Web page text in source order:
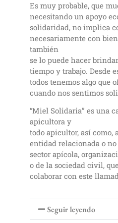
Es muy probable, que
necesitando un apoyo
solidaridad, no implica
necesariamente con
también
se lo puede hacer
tiempo y trabajo. Desde
todos tenemos algo que
cuando nos sentimos
“Miel Solidaria” es una
apicultora y
todo apicultor, así como,
entidad relacionada o
sector apícola,
o de la sociedad civil,
colaborar con este
Seguir leyendo